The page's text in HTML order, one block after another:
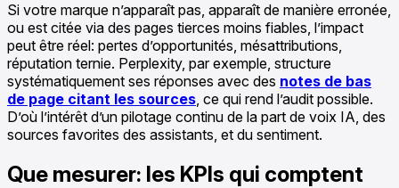
Si votre marque n’apparaît pas, apparaît de manière erronée,
ou est citée via des pages tierces moins fiables, l’impact
peut être réel: pertes d’opportunités, mésattributions,
réputation ternie. Perplexity, par exemple, structure
systématiquement ses réponses avec des notes de bas
de page citant les sources, ce qui rend l’audit possible.
D’où l’intérêt d’un pilotage continu de la part de voix IA, des
sources favorites des assistants, et du sentiment.
Que mesurer: les KPIs qui comptent